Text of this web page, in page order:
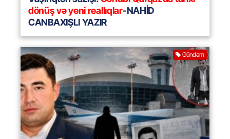
dönüş və yeni reallıqlar-NAHİD
CANBAXIŞLI YAZIR
Gündəm